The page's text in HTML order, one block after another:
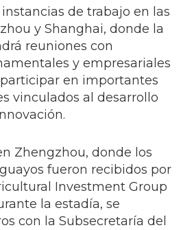
de trabajo en las
y Shanghai, donde la
reuniones con
y empresariales
en importantes
vinculados al desarrollo
Zhengzhou, donde los
fueron recibidos por
Investment Group
la estadía, se
con la Subsecretaría del